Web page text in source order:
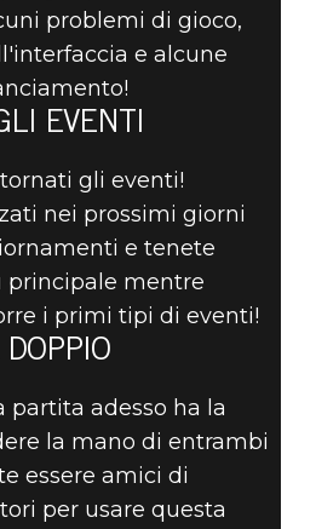
2.13 -
problemi di gioco,
e alcune
EVENTI
gli eventi!
nei prossimi giorni
e tenete
principale mentre
i primi tipi di eventi!
partita adesso ha la
la mano di entrambi
essere amici di
per usare questa